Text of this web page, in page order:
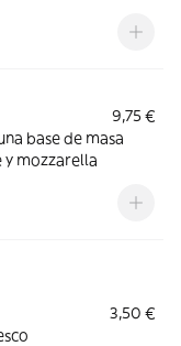
9,75 €
base de masa
mozzarella
3,50 €